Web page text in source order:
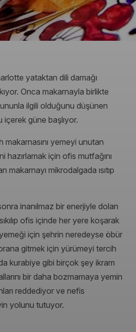
yataktan dili damağı
Onca makarnayla birlikte
ilgili olduğunu düşünen
içerek güne başlıyor.
makarnasını yemeyi unutan
hazırlamak için ofis mutfağını
makarnayı mikrodalgada ısıtıp
inanılmaz bir enerjiyle dolan
ofis içinde her yere koşarak
için şehrin neredeyse öbür
gitmek için yürümeyi tercih
kurabiye gibi birçok şey ikram
bir daha bozmamaya yemin
reddediyor ve nefis
yolunu tutuyor.